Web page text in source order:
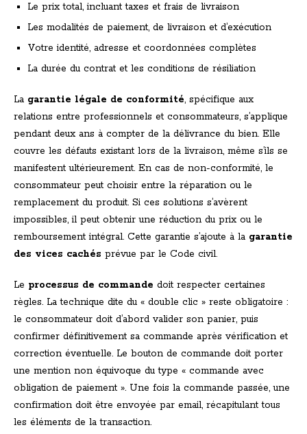
Le prix total, incluant taxes et frais de livraison
Les modalités de paiement, de livraison et d’exécution
Votre identité, adresse et coordonnées complètes
La durée du contrat et les conditions de résiliation
La garantie légale de conformité, spécifique aux
relations entre professionnels et consommateurs, s’applique
pendant deux ans à compter de la délivrance du bien. Elle
couvre les défauts existant lors de la livraison, même s’ils se
manifestent ultérieurement. En cas de non-conformité, le
consommateur peut choisir entre la réparation ou le
remplacement du produit. Si ces solutions s’avèrent
impossibles, il peut obtenir une réduction du prix ou le
remboursement intégral. Cette garantie s’ajoute à la garantie
des vices cachés prévue par le Code civil.
Le processus de commande doit respecter certaines
règles. La technique dite du « double clic » reste obligatoire :
le consommateur doit d’abord valider son panier, puis
confirmer définitivement sa commande après vérification et
correction éventuelle. Le bouton de commande doit porter
une mention non équivoque du type « commande avec
obligation de paiement ». Une fois la commande passée, une
confirmation doit être envoyée par email, récapitulant tous
les éléments de la transaction.